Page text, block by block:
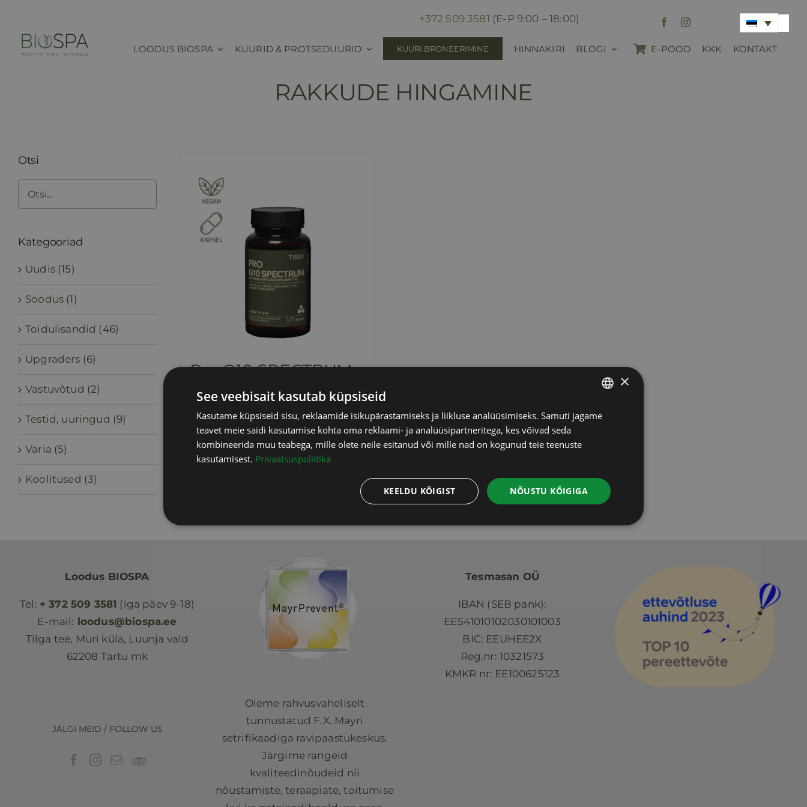
content
+372 509 3581 (E-P 9:00 – 18:00)
LOODUS BIOSPA KUURID & PROTSEDUURID KUURI BRONEERIMINE HINNAKIRI BLOGI E-POOD KKK KONTAKT
RAKKUDE HINGAMINE
Pro Q10 SPECTRUM
sisaldab KM
Lisa korvi Info
Otsi
Kategooriad
Uudis (15)
Soodus (1)
Toidulisandid (46)
Upgraders (6)
Vastuvõtud (2)
Testid, uuringud (9)
Varia (5)
Koolitused (3)
Loodus BIOSPA
Tel: + 372 509 3581 (iga päev 9-18)
E-mail: loodus@biospa.ee
Tilga tee, Muri küla, Luunja vald
62208 Tartu mk
JÄLGI MEID / FOLLOW US
Oleme rahvusvaheliselt
tunnustatud F.X. Mayri
setrifikaadiga ravipaastukeskus.
Järgime rangeid
kvaliteedinõudeid nii
nõustamiste, teraapiate, toitumise
Tesmasan OÜ
IBAN (SEB pank):
EE541010102030101003
BIC: EEUHEE2X
Reg.nr: 10321573
KMKR nr: EE100625123
ESTONIAN
×
See veebisait kasutab küpsiseid
Kasutame küpsiseid sisu, reklaamide isikupärastamiseks ja liikluse analüüsimiseks. Samuti jagame
teavet meie saidi kasutamise kohta oma reklaami- ja analüüsipartneritega, kes võivad seda
kombineerida muu teabega, mille olete neile esitanud või mille nad on kogunud teie teenuste
kasutamisest. Privaatsuspoliitika
NÕUSTU KÕIGIGA
KEELDU KÕIGIST